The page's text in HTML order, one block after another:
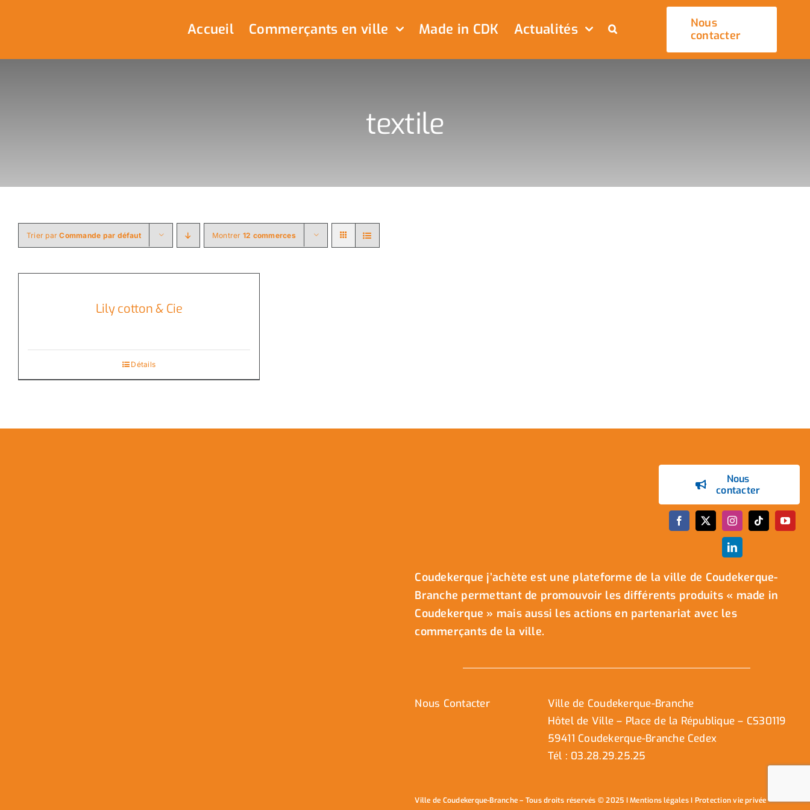
Accueil Commerçants en ville Made in CDK Actualités
Nous
contacter
textile
Trier parCommande par défaut Montrer 12 commerces
Lily cotton & Cie
Détails
Nous
contacter
Coudekerque j’achète est une plateforme de la ville de Coudekerque-
Branche permettant de promouvoir les différents produits « made in
Coudekerque » mais aussi les actions en partenariat avec les
commerçants de la ville.
Nous Contacter
Ville de Coudekerque-Branche
Hôtel de Ville – Place de la République – CS30119
59411 Coudekerque-Branche Cedex
Tél : 03.28.29.25.25
Ville de Coudekerque-Branche – Tous droits réservés © 2025 IMentions légalesI Protection vie privée